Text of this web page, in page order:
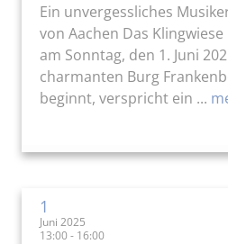
Ein unvergessliches
von Aachen Das Klingwiese
am Sonntag, den 1. Juni
charmanten Burg
beginnt, verspricht ein ...
1
Juni 2025
13:00 - 16:00